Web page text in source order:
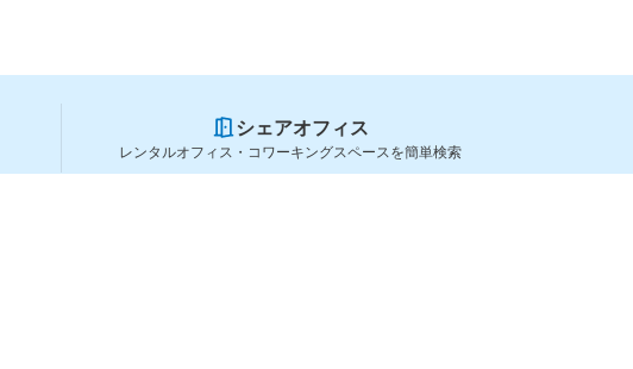
シェアオフィス
レンタルオフィス・コワーキングスペースを簡単検索